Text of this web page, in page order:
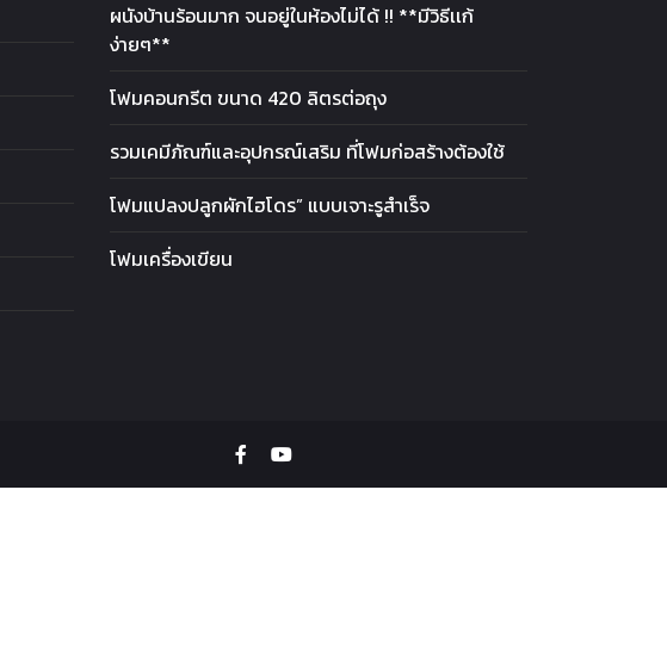
ผนังบ้านร้อนมาก จนอยู่ในห้องไม่ได้ !! **มีวิธีเเก้
ง่ายๆ**
โฟมคอนกรีต ขนาด 420 ลิตรต่อถุง
รวมเคมีภัณฑ์และอุปกรณ์เสริม ที่โฟมก่อสร้างต้องใช้
โฟมแปลงปลูกผักไฮโดร” แบบเจาะรูสำเร็จ
โฟมเครื่องเขียน